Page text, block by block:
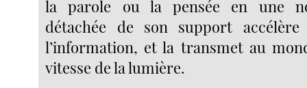
la parole ou la pensée en une
détachée de son support
l’information, et la transmet au
vitesse de la lumière.